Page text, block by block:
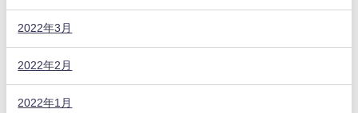
2022年3月
2022年2月
2022年1月